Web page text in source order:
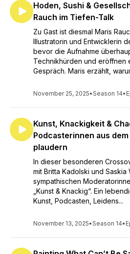
Hoden, Sushi &
Rauch im Tiefen-Talk
Zu Gast ist diesmal Maris
Illustratorin und Entwicklerin
bevor die Aufnahme
Technikhürden und eröffnen
Gespräch. Maris erzählt,
November 25, 2025•Season 14•
Kunst, Knackigkeit &
Podcasterinnen aus
plaudern
In dieser besonderen
mit Britta Kadolski und
sympathischen
„Kunst & Knackig“. Ein
Kunst, Podcasten, Leidens...
November 13, 2025•Season 14•